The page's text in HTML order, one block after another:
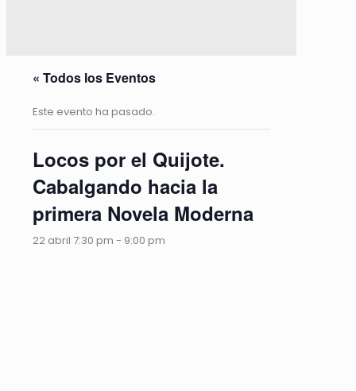
« Todos los Eventos
Este evento ha pasado.
Locos por el Quijote.
Cabalgando hacia la
primera Novela Moderna
22 abril 7:30 pm - 9:00 pm